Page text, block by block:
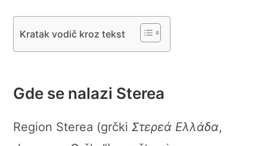
Kratak vodič kroz tekst
Gde se nalazi Sterea
Region Sterea (grčkiΣτερεά Ελλάδα,